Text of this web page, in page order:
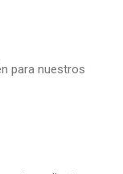
para nuestros